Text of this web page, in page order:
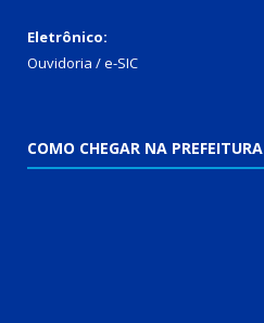
Eletrônico:
Ouvidoria /e-SIC
COMO CHEGAR NA PREFEITURA